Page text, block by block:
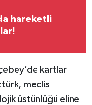
hareketli
kartlar
meclis
üstünlüğü eline